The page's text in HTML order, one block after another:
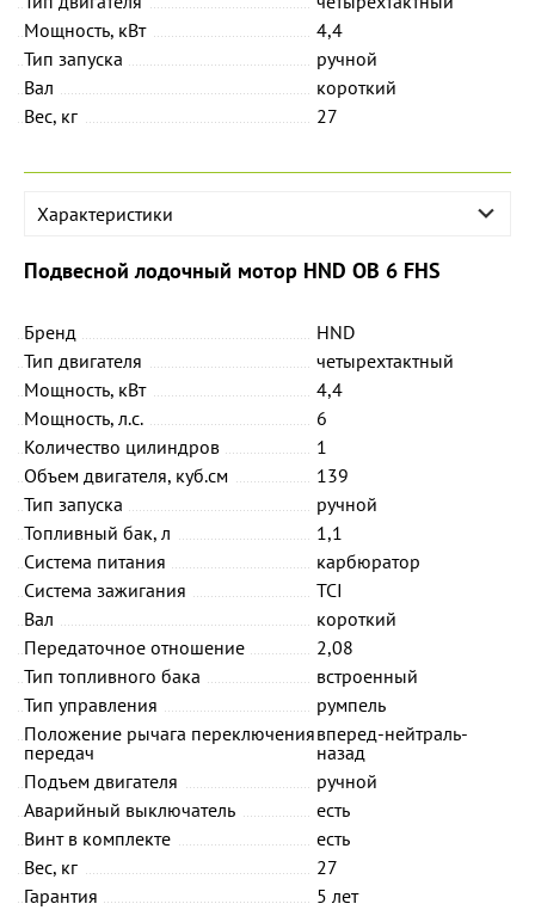
Мощность, кВт
4,4
Тип запуска
ручной
Вал
короткий
Вес, кг
27
Характеристики
Подвесной лодочный мотор HND OB 6 FHS
Бренд
HND
Тип двигателя
четырехтактный
Мощность, кВт
4,4
Мощность, л.с.
6
Количество цилиндров
1
Объем двигателя, куб.см
139
Тип запуска
ручной
Топливный бак, л
1,1
Система питания
карбюратор
Система зажигания
TCI
Вал
короткий
Передаточное отношение
2,08
Тип топливного бака
встроенный
Тип управления
румпель
Положение рычага переключения
передач
вперед-нейтраль-
назад
Подъем двигателя
ручной
Аварийный выключатель
есть
Винт в комплекте
есть
Вес, кг
27
Гарантия
5 лет